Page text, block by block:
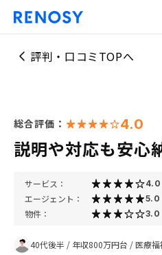
評判・口コミTOPへ
総合評価： 4.0
説明や対応も安心
サービス： 4.0
エージェント： 5.0
物件： 3.0
40代後半 / 年収800万円台 /医療